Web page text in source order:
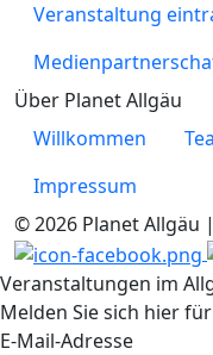
Veranstaltung
Über Planet Allgäu
Willkommen
Impressum
© 2026 Planet Allgäu
Veranstaltungen im
Melden Sie sich hier
E-Mail-Adresse